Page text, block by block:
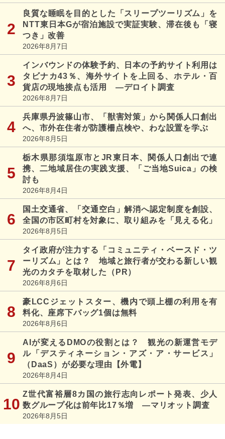
良質な睡眠を目的とした「スリープツーリズム」を
NTT東日本Gが宿泊施設で実証実験、滞在後も「寝
つき」改善
2026年8月7日
インバウンドの体験予約、日本の予約サイト利用は
タビナカ43％、海外サイトを上回る、ホテル・百
貨店の現地接点も活用 ―デロイト調査
2026年8月7日
兵庫県丹波篠山市、「獣害対策」から関係人口創出
へ、市外在住者が防護柵点検や、わな設置を学ぶ
2026年8月5日
栃木県那須塩原市とJR東日本、関係人口創出で連
携、二地域居住の実践支援、「ご当地Suica」の検
討も
2026年8月4日
国土交通省、「交通空白」解消へ認定制度を創設、
全国の市区町村を対象に、取り組みを「見える化」
2026年8月5日
タイ政府が注力する「コミュニティ・ベースド・ツ
ーリズム」とは？ 地域と旅行者が交わる新しい観
光のカタチを取材した（PR）
2026年8月6日
豪LCCジェットスター、機内で頭上棚の利用を有
料化、座席下バッグ1個は無料
2026年8月6日
AIが変えるDMOの役割とは？ 観光の新運営モデ
ル「デスティネーション・アズ・ア・サービス」
（DaaS）が必要な理由【外電】
2026年8月4日
Z世代富裕層8カ国の旅行志向レポート発表、少人
数グループ化は前年比17％増 ―マリオット調査
2026年8月5日